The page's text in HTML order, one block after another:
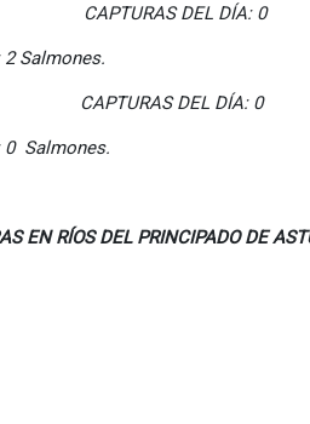
DEL DÍA: 0
2 Salmones.
DEL DÍA: 0
0 Salmones.
EN RÍOS DEL PRINCIPADO DE